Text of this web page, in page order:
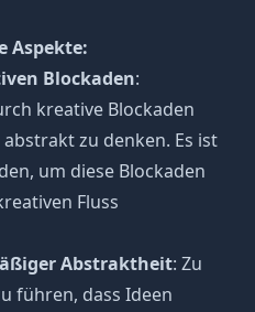
Aspekte:
Blockaden:
kreative Blockaden
zu denken. Es ist
um diese Blockaden
Fluss
Abstraktheit: Zu
führen, dass Ideen